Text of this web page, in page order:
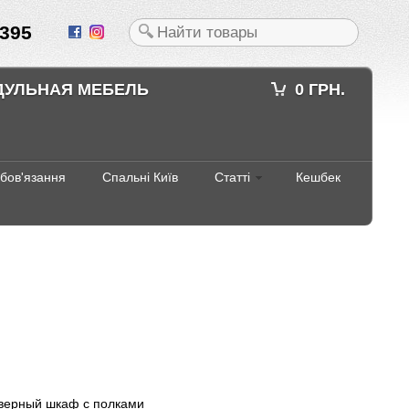
0 ГРН.
МЕБЕЛЬ
Спальні Київ Статті Кешбек
шкаф с полками